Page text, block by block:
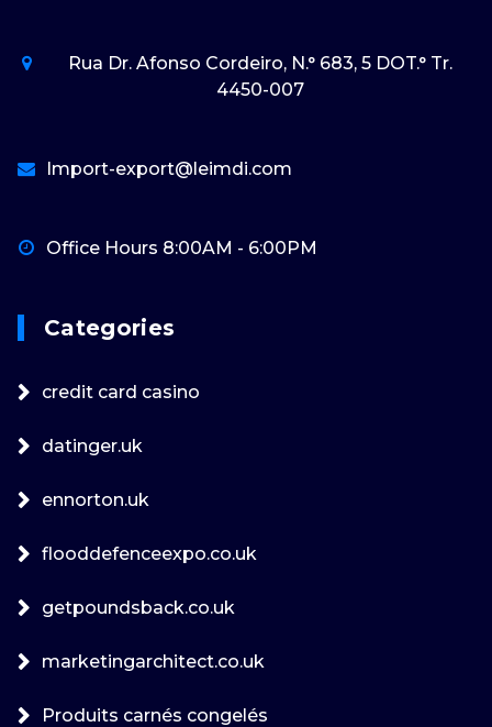
Rua Dr. Afonso Cordeiro, N.° 683, 5 DOT.° Tr.
4450-007
Import-export@leimdi.com
Office Hours 8:00AM - 6:00PM
Categories
credit card casino
datinger.uk
ennorton.uk
flooddefenceexpo.co.uk
getpoundsback.co.uk
marketingarchitect.co.uk
Produits carnés congelés